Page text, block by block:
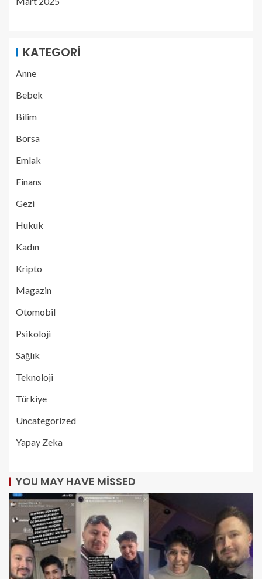
KATEGORI
Anne
Bebek
Bilim
Borsa
Emlak
Finans
Gezi
Hukuk
Kadın
Kripto
Magazin
Otomobil
Psikoloji
Sağlık
Teknoloji
Türkiye
Uncategorized
Yapay Zeka
YOU MAY HAVE MISSED